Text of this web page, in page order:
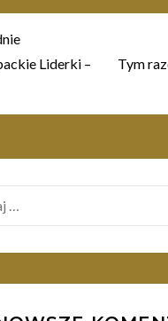
Liderki –
Tym